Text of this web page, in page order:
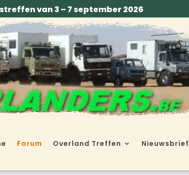
van 3 – 7 september 2026
Forum Overland Treffen Nieuwsbrief